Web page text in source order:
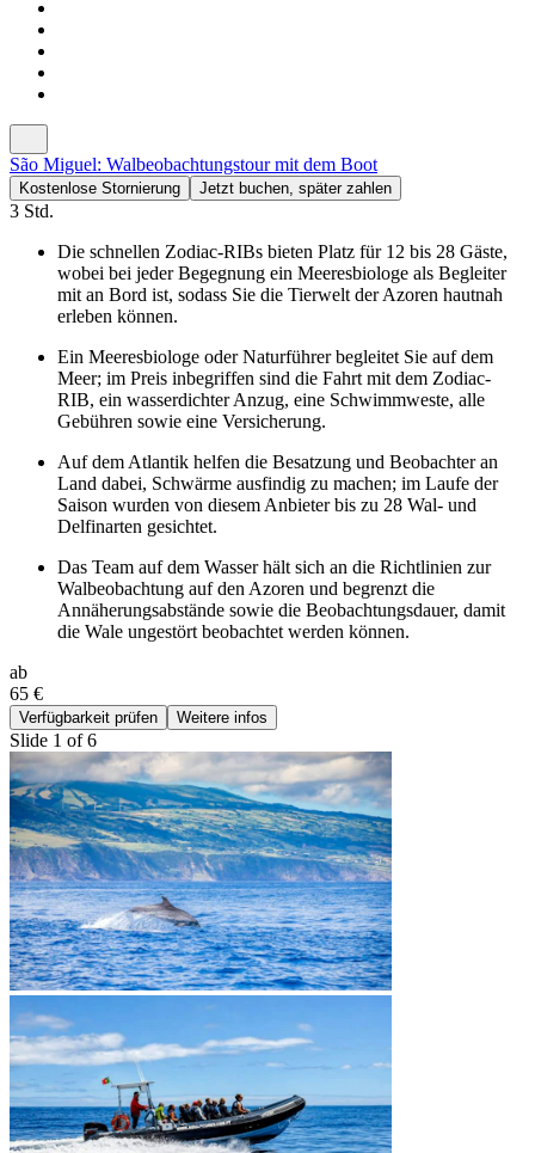
São Miguel: Walbeobachtungstour mit dem Boot
Kostenlose Stornierung Jetzt buchen, später zahlen
3 Std.
Die schnellen Zodiac-RIBs bieten Platz für 12 bis 28 Gäste,
wobei bei jeder Begegnung ein Meeresbiologe als Begleiter
mit an Bord ist, sodass Sie die Tierwelt der Azoren hautnah
erleben können.
Ein Meeresbiologe oder Naturführer begleitet Sie auf dem
Meer; im Preis inbegriffen sind die Fahrt mit dem Zodiac-
RIB, ein wasserdichter Anzug, eine Schwimmweste, alle
Gebühren sowie eine Versicherung.
Auf dem Atlantik helfen die Besatzung und Beobachter an
Land dabei, Schwärme ausfindig zu machen; im Laufe der
Saison wurden von diesem Anbieter bis zu 28 Wal- und
Delfinarten gesichtet.
Das Team auf dem Wasser hält sich an die Richtlinien zur
Walbeobachtung auf den Azoren und begrenzt die
Annäherungsabstände sowie die Beobachtungsdauer, damit
die Wale ungestört beobachtet werden können.
ab
65 €
Verfügbarkeit prüfen Weitere infos
Slide 1 of 6